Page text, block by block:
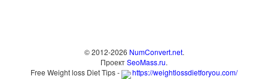
© 2012-2026 NumConvert.net.
ПроектSeoMass.ru.
Free Weight loss Diet Tips -
https://weightlossdietforyou.com/